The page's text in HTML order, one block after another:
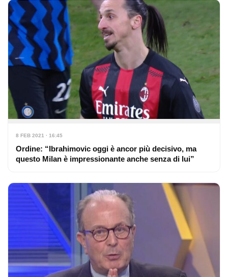
8 FEB 2021 · 16:45
Ordine: “Ibrahimovic oggi è ancor più decisivo, ma
questo Milan è impressionante anche senza di lui”